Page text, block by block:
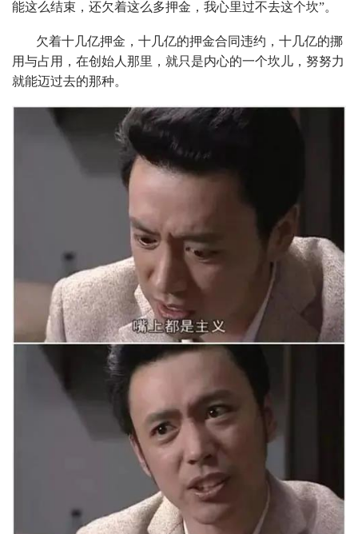
能这么结束，还欠着这么多押金，我心里过不去这个坎”。
欠着十几亿押金，十几亿的押金合同违约，十几亿的挪
用与占用，在创始人那里，就只是内心的一个坎儿，努努力
就能迈过去的那种。